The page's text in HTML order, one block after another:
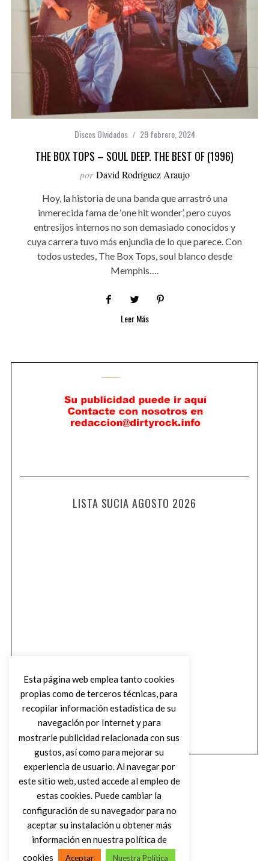
Discos Olvidados 29 febrero, 2024
THE BOX TOPS – SOUL DEEP. THE BEST OF (1996)
por David Rodríguez Araujo
Hoy, la historia de una banda que arrastró una
inmerecida fama de ‘one hit wonder’, pero cuyos
entresijos internos no son demasiado conocidos y
cuya carrera tuvo más enjundia de lo que parece. Con
todos ustedes, The Box Tops, soul blanco desde
Memphis….
Leer Más
LISTA SUCIA AGOSTO 2026
(C) DIRTY ROCK MAGAZINE
Esta página web emplea tanto cookies
propias como de terceros técnicas, para
recopilar información estadística de su
navegación por Internet y para
mostrarle publicidad relacionada con sus
gustos, así como para mejorar su
experiencia de usuario. Al navegar por
este sitio web, usted accede al empleo de
estas cookies. Puede cambiar la
configuración de su navegador para no
aceptar su instalación u obtener más
información en nuestra política de
cookies
Aceptar Nuestra Política